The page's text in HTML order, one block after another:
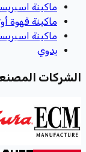
ماكينة
ماكينة قهوة
ماكينة
يدوي
الشركات